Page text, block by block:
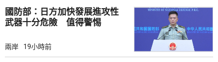
國防部：日方加快發展進攻性
武器十分危險 值得警惕
兩岸 19小時前